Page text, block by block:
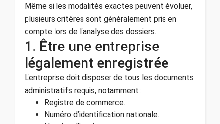
Même si les modalités exactes peuvent évoluer,
plusieurs critères sont généralement pris en
compte lors de l’analyse des dossiers.
1. Être une entreprise
légalement enregistrée
L’entreprise doit disposer de tous les documents
administratifs requis, notamment :
Registre de commerce.
Numéro d’identification nationale.